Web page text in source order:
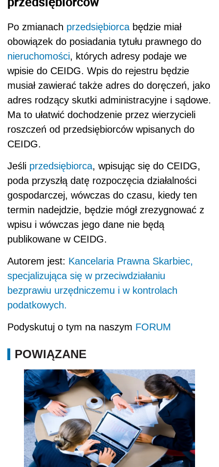
Po zmianach przedsiębiorca będzie miał
obowiązek do posiadania tytułu prawnego do
nieruchomości, których adresy podaje we
wpisie do CEIDG. Wpis do rejestru będzie
musiał zawierać także adres do doręczeń, jako
adres rodzący skutki administracyjne i sądowe.
Ma to ułatwić dochodzenie przez wierzycieli
roszczeń od przedsiębiorców wpisanych do
CEIDG.
Jeśli przedsiębiorca, wpisując się do CEIDG,
poda przyszłą datę rozpoczęcia działalności
gospodarczej, wówczas do czasu, kiedy ten
termin nadejdzie, będzie mógł zrezygnować z
wpisu i wówczas jego dane nie będą
publikowane w CEIDG.
Autorem jest: Kancelaria Prawna Skarbiec,
specjalizująca się w przeciwdziałaniu
bezprawiu urzędniczemu i w kontrolach
podatkowych.
Podyskutuj o tym na naszym FORUM
POWIĄZANE